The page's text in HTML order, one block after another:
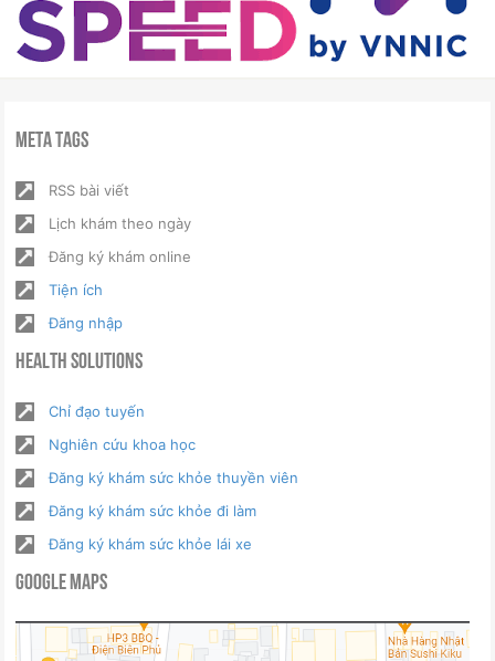
Meta Tags
RSS bài viết
Lịch khám theo ngày
Đăng ký khám online
Tiện ích
Đăng nhập
Health Solutions
Chỉ đạo tuyến
Nghiên cứu khoa học
Đăng ký khám sức khỏe thuyền viên
Đăng ký khám sức khỏe đi làm
Đăng ký khám sức khỏe lái xe
Google Maps